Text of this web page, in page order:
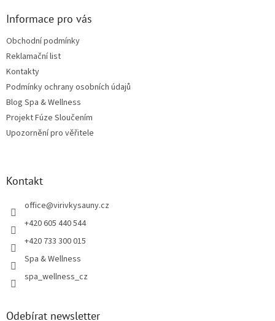
Informace pro vás
Obchodní podmínky
Reklamační list
Kontakty
Podmínky ochrany osobních údajů
Blog Spa & Wellness
Projekt Fúze Sloučením
Upozornění pro věřitele
Kontakt
office@virivkysauny.cz
+420 605 440 544
+420 733 300 015
Spa & Wellness
spa_wellness_cz
Odebírat newsletter